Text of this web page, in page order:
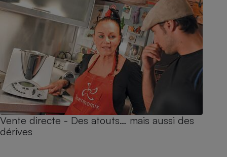
Vente directe - Des atouts… mais aussi des
dérives